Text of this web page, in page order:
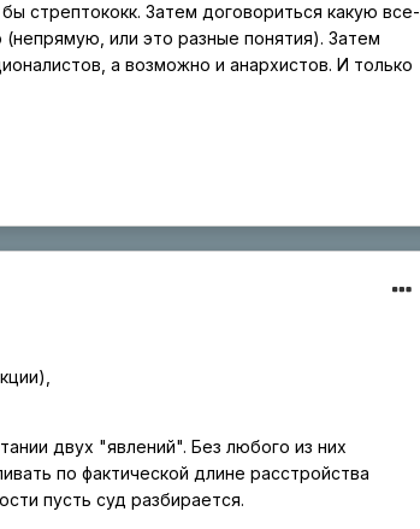
стрептококк. Затем договориться какую все-
или это разные понятия). Затем
а возможно и анархистов. И только
двух "явлений". Без любого из них
по фактической длине расстройства
пусть суд разбирается.